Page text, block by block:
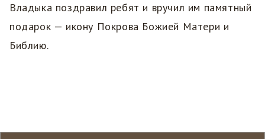
Владыка поздравил ребят и вручил им памятный
подарок — икону Покрова Божией Матери и
Библию.